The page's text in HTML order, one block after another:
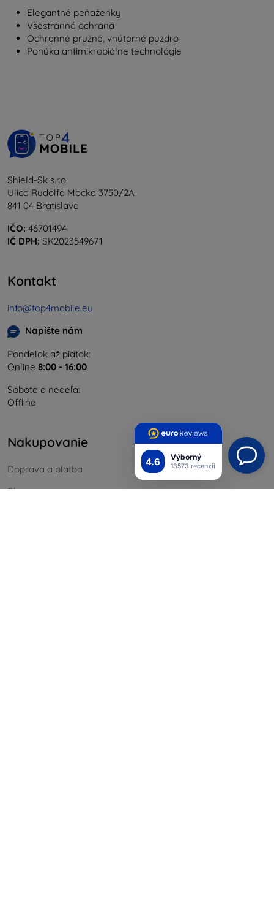
4.6 Výborný
13573 recenzií
Elegantné peňaženky
Všestranná ochrana
Ochranné pružné, vnútorné puzdro
Ponúka antimikrobiálne technológie
Shield-Sk s.r.o.
Ulica Rudolfa Mocka 3750/2A
841 04 Bratislava
IČO: 46701494
IČ DPH: SK2023549671
Kontakt
info@top4mobile.eu
Napíšte nám
Pondelok až piatok:
Online 8:00 - 16:00
Sobota a nedeľa:
Offline
Nakupovanie
Doprava a platba
Blog